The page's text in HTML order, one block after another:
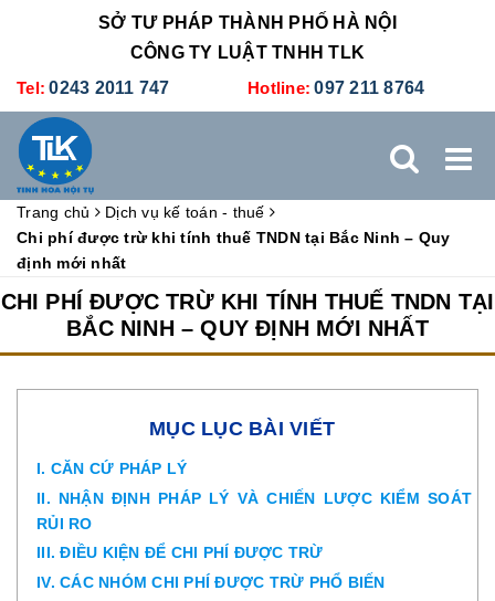
SỞ TƯ PHÁP THÀNH PHỐ HÀ NỘI
CÔNG TY LUẬT TNHH TLK
Tel: 0243 2011 747 Hotline: 097 211 8764
DỊCH VỤ PHÁP LÝ
DỊCH VỤ KẾ TOÁN - THUẾ XÚC TIẾN THƯƠNG MẠI
Trang chủ
Dịch vụ kế toán - thuế
Chi phí được trừ khi tính thuế TNDN tại Bắc Ninh – Quy
định mới nhất
CHI PHÍ ĐƯỢC TRỪ KHI TÍNH THUẾ TNDN TẠI
BẮC NINH – QUY ĐỊNH MỚI NHẤT
MỤC LỤC BÀI VIẾT
I. CĂN CỨ PHÁP LÝ
II. NHẬN ĐỊNH PHÁP LÝ VÀ CHIẾN LƯỢC KIỂM SOÁT
RỦI RO
III. ĐIỀU KIỆN ĐỂ CHI PHÍ ĐƯỢC TRỪ
IV. CÁC NHÓM CHI PHÍ ĐƯỢC TRỪ PHỔ BIẾN